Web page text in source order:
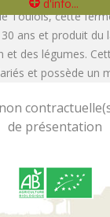
Toulois, cette
ans et produit du
et des légumes.
et possède un